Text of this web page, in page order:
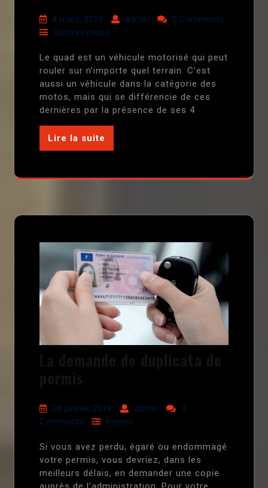
8 mars, 2019 admin
0 Comments
Quatres roues
Le quad est un véhicule motorisé qui peut
rouler sur n’importe quel terrain. C’est
aussi un véhicule dans la catégorie des
motos, mais qui se différencie de ces
dernières par la présence de ses 4
Lire la suite
28 janvier, 2019 admin
0
Comments
Permis
Si vous avez perdu, égaré ou endommagé
votre permis, vous devriez, dans les
meilleurs délais, en demander une copie